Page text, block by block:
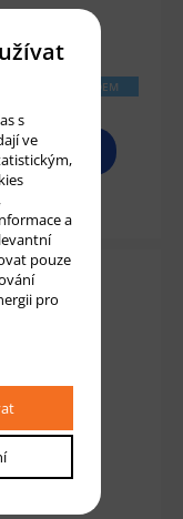
SKLADEM
s
ve
a
pouze
pro